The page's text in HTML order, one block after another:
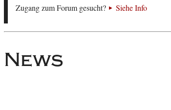
Zugang zum Forum gesucht?
Siehe Info
News